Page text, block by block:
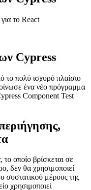
Cypress
το React
Cypress
ένα νέο πρόγραμμα
Component Test